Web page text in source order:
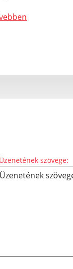
Üzenetének szövege: